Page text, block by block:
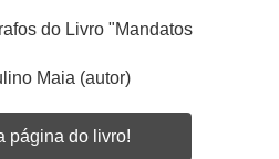
do Livro "Mandatos
Maia (autor)
página do livro!